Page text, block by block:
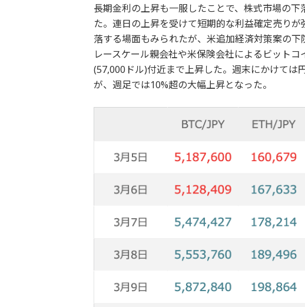
長期金利の上昇も一服したことで、株式市場の
た。連日の上昇を受けて短期的な利益確定売り
落する場面もみられたが、米追加経済対策案の
レースケール親会社や米保険会社によるビット
(57,000ドル)付近まで上昇した。週末にかけては
が、週足では10%超の大幅上昇となった。